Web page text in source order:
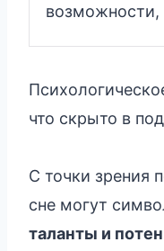
что скрыто в
С точки зрения
сне могут
таланты и